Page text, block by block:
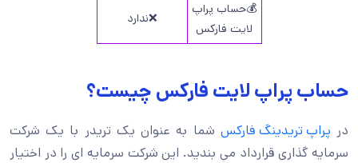
💰حساب پراپ
لایت فارکس
❌ندارد
حساب پراپ لایت فارکس چیست؟
در پراپ تریدینگ فارکس شما به عنوان یک تریدر با یک شرکت
سرمایه گذاری قرارداد می بندید. این شرکت سرمایه ای را در اختیار